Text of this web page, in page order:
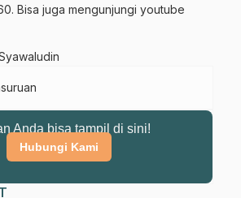
Bisa juga mengunjungi youtube
Anda bisa tampil di sini!
Hubungi Kami